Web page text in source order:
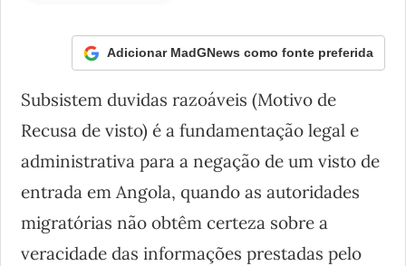
Adicionar MadGNews como fonte preferida
Subsistem duvidas razoáveis (Motivo de
Recusa de visto) é a fundamentação legal e
administrativa para a negação de um visto de
entrada em Angola, quando as autoridades
migratórias não obtêm certeza sobre a
veracidade das informações prestadas pelo